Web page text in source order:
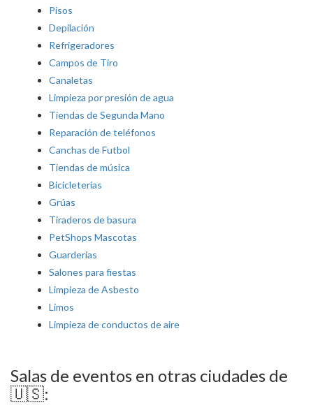
Pisos
Depilación
Refrigeradores
Campos de Tiro
Canaletas
Limpieza por presión de agua
Tiendas de Segunda Mano
Reparación de teléfonos
Canchas de Futbol
Tiendas de música
Bicicleterías
Grúas
Tiraderos de basura
PetShops Mascotas
Guarderías
Salones para fiestas
Limpieza de Asbesto
Limos
Limpieza de conductos de aire
Salas de eventos en otras ciudades de
🇺🇸: